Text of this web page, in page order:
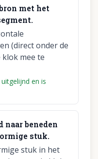
met het
(direct onder de
mee te
en is
naar beneden
stuk.
stuk in het